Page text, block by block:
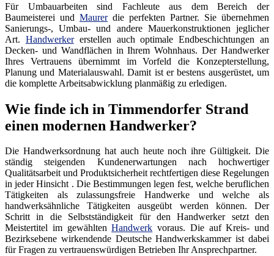
Für Umbauarbeiten sind Fachleute aus dem Bereich der
Baumeisterei und Maurerdie perfekten Partner. Sie übernehmen
Sanierungs-, Umbau- und andere Mauerkonstruktionen jeglicher
Art. Handwerkererstellen auch optimale Endbeschichtungen an
Decken- und Wandflächen in Ihrem Wohnhaus. Der Handwerker
Ihres Vertrauens übernimmt im Vorfeld die Konzepterstellung,
Planung und Materialauswahl. Damit ist er bestens ausgerüstet, um
die komplette Arbeitsabwicklung planmäßig zu erledigen.
Wie finde ich in Timmendorfer Strand
einen modernen Handwerker?
Die Handwerksordnung hat auch heute noch ihre Gültigkeit. Die
ständig steigenden Kundenerwartungen nach hochwertiger
Qualitätsarbeit und Produktsicherheit rechtfertigen diese Regelungen
in jeder Hinsicht . Die Bestimmungen legen fest, welche beruflichen
Tätigkeiten als zulassungsfreie Handwerke und welche als
handwerksähnliche Tätigkeiten ausgeübt werden können. Der
Schritt in die Selbstständigkeit für den Handwerker setzt den
Meistertitel im gewähltenHandwerk voraus. Die auf Kreis- und
Bezirksebene wirkendende Deutsche Handwerkskammer ist dabei
für Fragen zu vertrauenswürdigen Betrieben Ihr Ansprechpartner.